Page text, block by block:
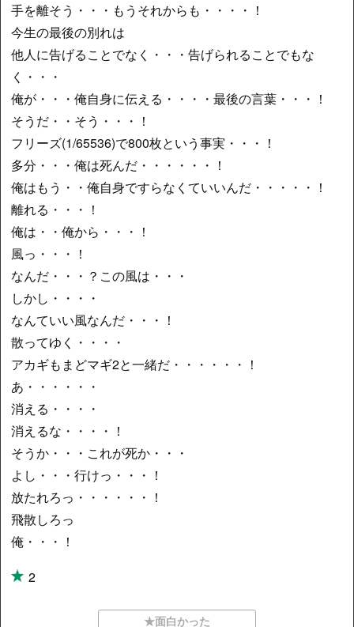
手を離そう・・・もうそれからも・・・・！
今生の最後の別れは
他人に告げることでなく・・・告げられることでもな
く・・・
俺が・・・俺自身に伝える・・・・最後の言葉・・・！
そうだ・・そう・・・！
フリーズ(1/65536)で800枚という事実・・・！
多分・・・俺は死んだ・・・・・・！
俺はもう・・俺自身ですらなくていいんだ・・・・・！
離れる・・・！
俺は・・俺から・・・！
風っ・・・！
なんだ・・・？この風は・・・
しかし・・・・
なんていい風なんだ・・・！
散ってゆく・・・・
アカギもまどマギ2と一緒だ・・・・・・！
あ・・・・・・
消える・・・・
消えるな・・・・！
そうか・・・これが死か・・・
よし・・・行けっ・・・！
放たれろっ・・・・・・！
飛散しろっ
俺・・・！
2
★面白かった